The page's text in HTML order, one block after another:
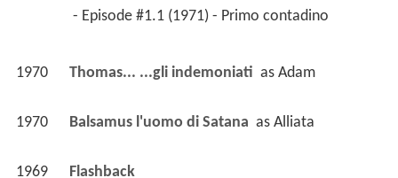
- Episode #1.1 (1971) - Primo contadino
1970 Thomas... ...gli indemoniati as Adam
1970 Balsamus l'uomo di Satana as Alliata